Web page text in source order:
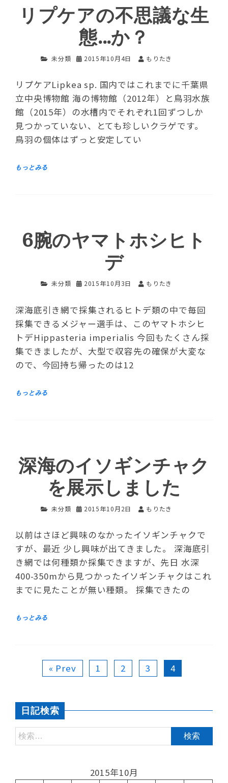
リプケアの不思議な生
態…か？
未分類 2015年10月4日 もりたき
リプケアLipkea sp. 国内ではこれまでに千葉県
立中央博物館 海の博物館（2012年）と鳥羽水族
館（2015年）の水槽内でそれぞれ1回ずつしか
見つかっていない、とても珍しいクラゲです。
鳥羽の個体はずっと安定してい
6腕のヤマトホシヒト
デ
未分類 2015年10月3日 もりたき
深海底引き網で採集されるヒトデ類の中で毎回
採集できるメジャー選手は、このヤマトホシヒ
トデHippasteria imperialis 今回もたくさん採
集できましたが、大型で収容先の確保が大変な
ので、今回持ち帰ったのは12
深海のイソギンチャク
を展示しました
未分類 2015年10月2日 もりたき
以前はさほど興味のなかったイソギンチャクで
すが、最近 少し興味が出てきました。 深海底引
き網では何種類か採集できますが、先日 水深
400-350mから見つかったイソギンチャクはこれ
までに見たことが無い種類。 採集できたの
« Prev 1 2 3 4
日記検索
2015年10月